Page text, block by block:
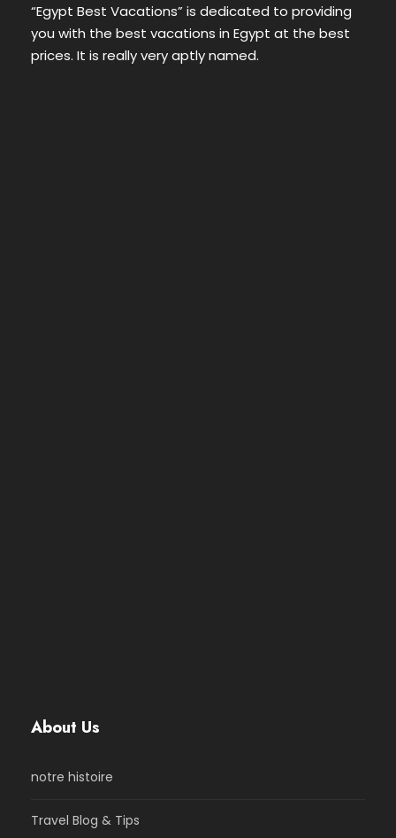
“Egypt Best Vacations” is dedicated to providing
you with the best vacations in Egypt at the best
prices. It is really very aptly named.
About Us
notre histoire
Travel Blog & Tips